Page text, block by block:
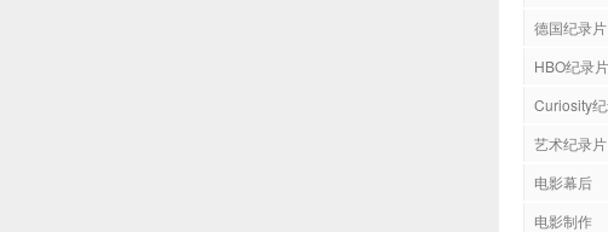
德国纪录片
HBO纪录片
Curiosity
艺术纪录片
电影幕后
电影制作